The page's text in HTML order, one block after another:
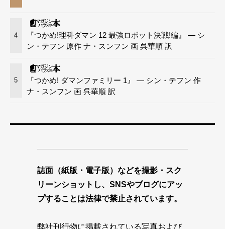
4
『つかめ!理科ダマン 12 最強ロボット決戦!編』 — シ
ン・テフン 原作 ナ・スンフン 画 呉華順 訳
5
『つかめ! ダマンファミリー 1』 — シン・テフン 作
ナ・スンフン 画 呉華順 訳
誌面（紙版・電子版）などを撮影・スク
リーンショットし、SNSやブログにアッ
プすることは法律で禁止されています。
弊社刊行物に掲載されている写真および